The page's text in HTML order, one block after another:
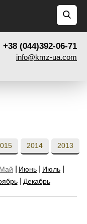
+38 (044)392-06-71
info@kmz-ua.com
2014 2013
Май Июнь
Июль
Декабрь